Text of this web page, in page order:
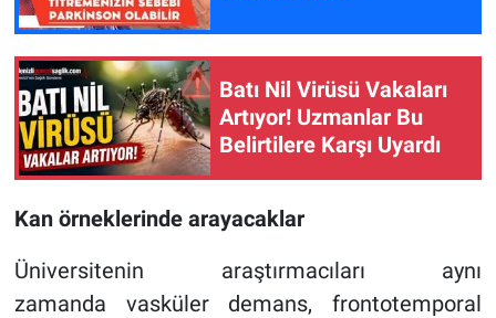
Batı Nil Virüsü Vakaları
Artıyor! Uzmanlar Bu
Belirtilere Karşı Uyardı
Kan örneklerinde arayacaklar
Üniversitenin araştırmacıları aynı
zamanda vasküler demans, frontotemporal